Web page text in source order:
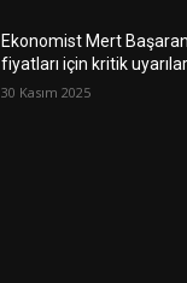
Ekonomist Mert
fiyatları için kritik
30 Kasım 2025